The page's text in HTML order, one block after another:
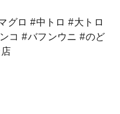
グロ #中トロ #大トロ
コ #バフンウニ #のど